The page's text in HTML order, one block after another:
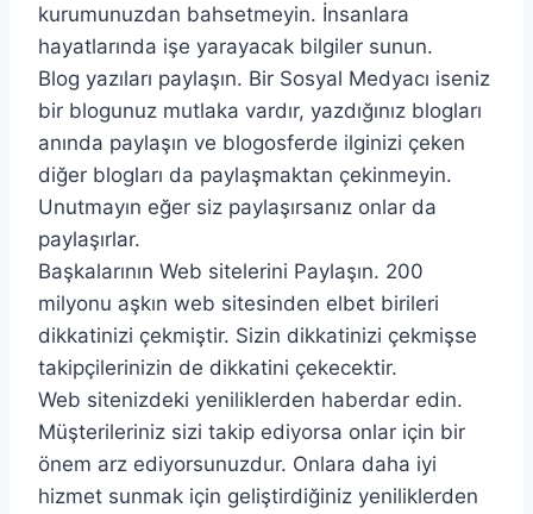
kurumunuzdan bahsetmeyin. İnsanlara
hayatlarında işe yarayacak bilgiler sunun.
Blog yazıları paylaşın. Bir Sosyal Medyacı iseniz
bir blogunuz mutlaka vardır, yazdığınız blogları
anında paylaşın ve blogosferde ilginizi çeken
diğer blogları da paylaşmaktan çekinmeyin.
Unutmayın eğer siz paylaşırsanız onlar da
paylaşırlar.
Başkalarının Web sitelerini Paylaşın. 200
milyonu aşkın web sitesinden elbet birileri
dikkatinizi çekmiştir. Sizin dikkatinizi çekmişse
takipçilerinizin de dikkatini çekecektir.
Web sitenizdeki yeniliklerden haberdar edin.
Müşterileriniz sizi takip ediyorsa onlar için bir
önem arz ediyorsunuzdur. Onlara daha iyi
hizmet sunmak için geliştirdiğiniz yeniliklerden